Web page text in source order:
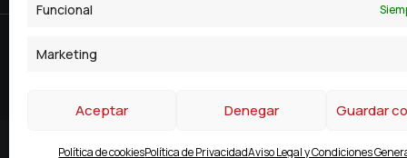
Funcional
Marketing
Aceptar Denegar Guardar
Política de cookiesPolítica de PrivacidadAviso Legal y Condiciones
© 2026 Ibérico Comercialización. All rights reserved